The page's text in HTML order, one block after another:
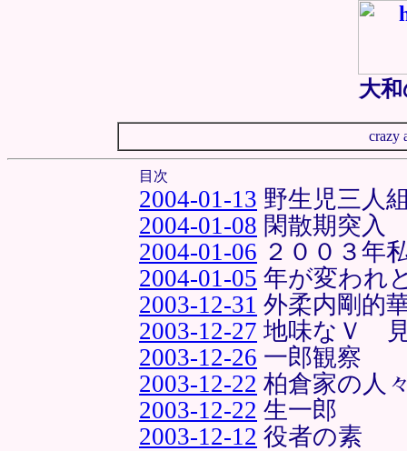
大
crazy
目次
2004-01-13 野生児三人
2004-01-08 閑散期突入
2004-01-06 ２００３年
2004-01-05 年が変われ
2003-12-31 外柔内剛的
2003-12-27 地味なＶ
2003-12-26 一郎観察
2003-12-22 柏倉家の人
2003-12-22 生一郎
2003-12-12 役者の素